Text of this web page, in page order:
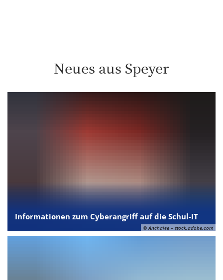
Neues aus Speyer
© Anchalee – stock.adobe.com
Informationen zum Cyberangriff auf die Schul-IT